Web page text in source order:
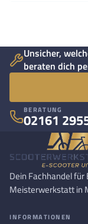
Unsicher,
beraten dich
BERATUNG
02161
Dein Fachhandel
Meisterwerkstatt in
INFORMATIONEN